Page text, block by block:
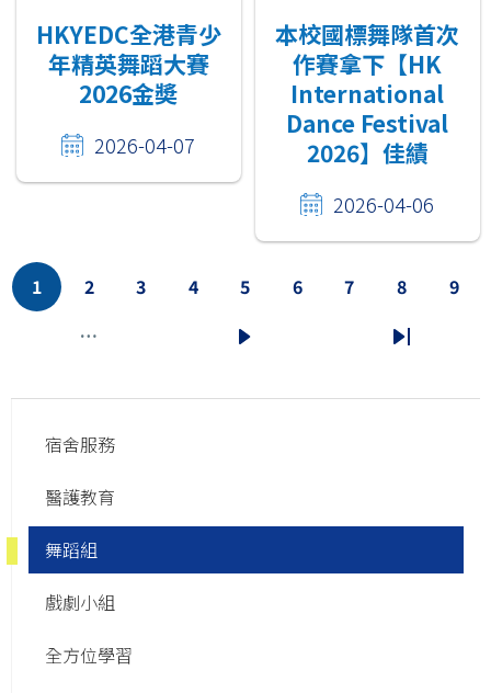
HKYEDC全港青少
年精英舞蹈大賽
2026金奬
2026-04-07
本校國標舞隊首次
作賽拿下【HK
International
Dance Festival
2026】佳績
2026-04-06
Pagination
Current
1
Page
2
Page
3
Page
4
Page
5
Page
6
Page
7
Page
8
9
…
Next
Last
navigation
宿舍服務
醫護教育
舞蹈組
戲劇小組
全方位學習